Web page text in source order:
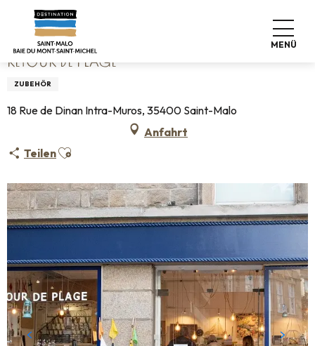
contenu
principal
MENÜ
Startseite
RETOUR DE PLAGE
ZUBEHÖR
18 Rue de Dinan Intra-Muros, 35400 Saint-Malo
Anfahrt
TeilenAjouter aux favoris